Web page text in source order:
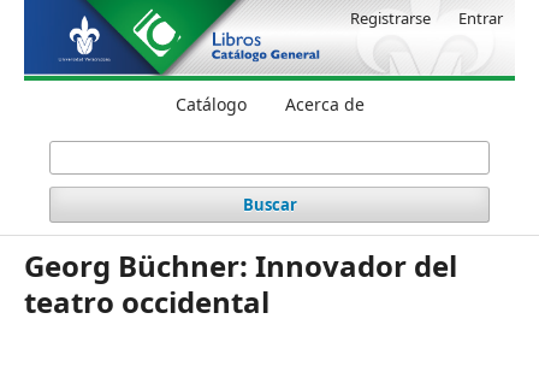
Catálogo Acerca de
Buscar
Registrarse Entrar
Georg Büchner: Innovador del
teatro occidental